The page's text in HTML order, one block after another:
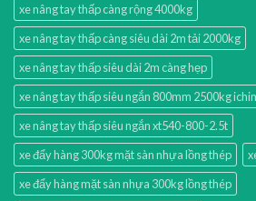
xe nâng tay thấp càng rộng 4000kg
xe nâng tay thấp càng siêu dài 2m tải 2000kg
xe nâng tay thấp siêu dài 2m càng hẹp
xe nâng tay thấp siêu ngắn 800mm 2500kg
xe nâng tay thấp siêu ngắn xt540-800-2.5t
xe đẩy hàng 300kg mặt sàn nhựa lồng thép
xe đẩy hàng mặt sàn nhựa 300kg lồng thép